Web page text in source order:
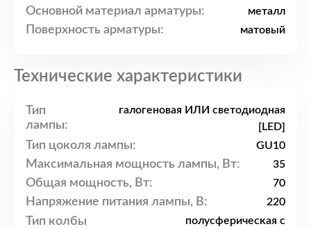
Основной материал арматуры: металл
Поверхность арматуры: матовый
Технические характеристики
Тип
лампы:
галогеновая ИЛИ светодиодная
[LED]
Тип цоколя лампы: GU10
Максимальная мощность лампы, Вт: 35
Общая мощность, Вт: 70
Напряжение питания лампы, В: 220
Тип колбы
полусферическая с